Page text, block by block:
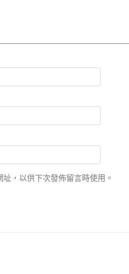
，以供下次發佈留言時使用。